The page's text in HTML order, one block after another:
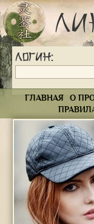
Логин:
ГЛАВНАЯ
О